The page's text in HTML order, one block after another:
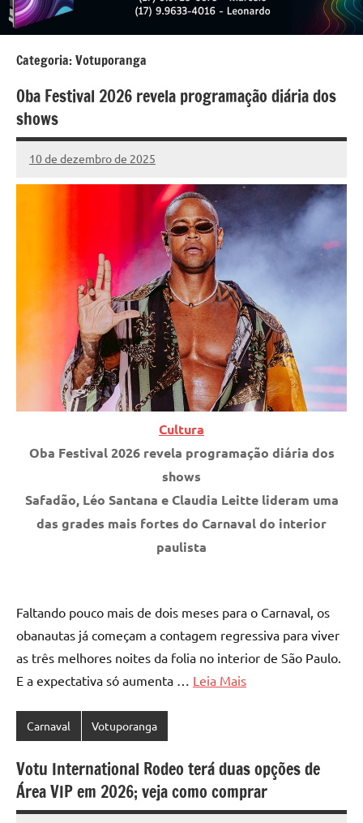
Categoria:Votuporanga
Oba Festival 2026 revela programação diária dos
shows
10 de dezembro de 2025
Marcelo
Fachin
142
comentários
Cultura
Oba Festival 2026 revela programação diária dos
shows
Safadão, Léo Santana e Claudia Leitte lideram uma
das grades mais fortes do Carnaval do interior
paulista
Faltando pouco mais de dois meses para o Carnaval, os
obanautas já começam a contagem regressiva para viver
as três melhores noites da folia no interior de São Paulo.
E a expectativa só aumenta … Leia Mais
Carnaval Votuporanga
Votu International Rodeo terá duas opções de
Área VIP em 2026; veja como comprar